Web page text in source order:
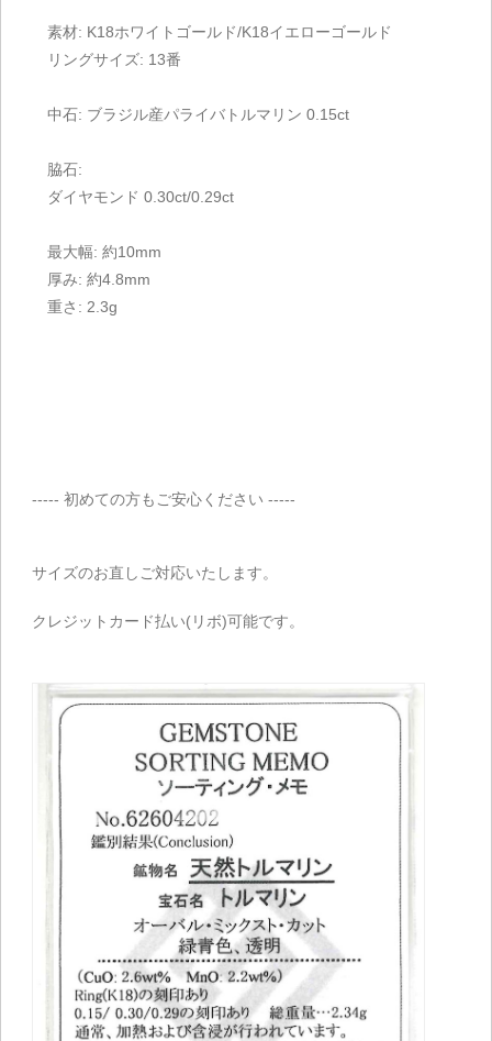
素材: K18ホワイトゴールド/K18イエローゴールド
リングサイズ: 13番
中石: ブラジル産パライバトルマリン 0.15ct
脇石:
ダイヤモンド 0.30ct/0.29ct
最大幅: 約10mm
厚み: 約4.8mm
重さ: 2.3g
----- 初めての方もご安心ください -----
サイズのお直しご対応いたします。
クレジットカード払い(リボ)可能です。